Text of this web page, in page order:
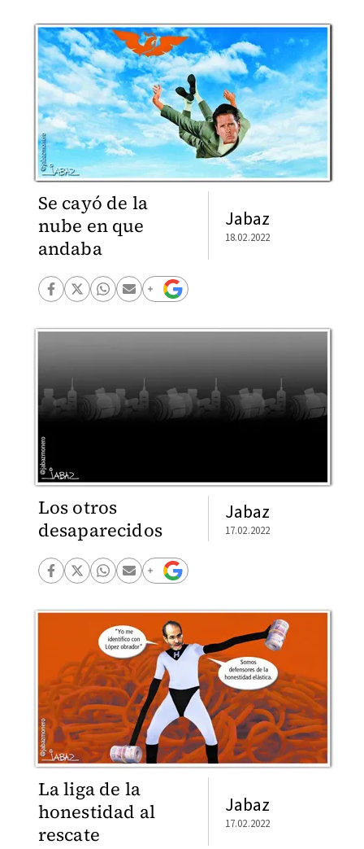
Se cayó de la
nube en que
andaba
Jabaz
18.02.2022
Los otros
desaparecidos
Jabaz
17.02.2022
La liga de la
honestidad al
rescate
Jabaz
17.02.2022